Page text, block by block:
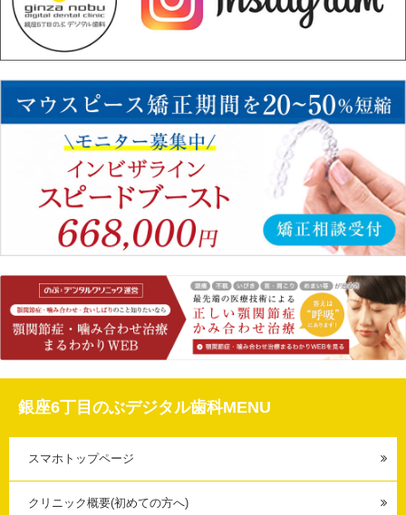
銀座6丁目のぶデジタル歯科MENU
スマホトップページ
クリニック概要(初めての方へ)